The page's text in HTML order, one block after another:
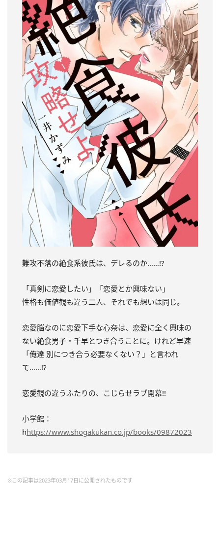
難攻不落の絶食系彼氏は、デレるのか……!?
「真剣に恋愛したい」「恋愛とか興味ない」
性格も価値観も違う二人、それでも想いは同じ。
恋愛脳なのに恋愛下手な心奈は、恋愛に全く興味の
ない絶食男子・千早とつき合うことに。けれど早速
「俺達 別につき合う必要なくない？」と言われ
て……!?
恋愛観の違うふたりの、こじらせラブ開幕!!
小学館：
hhttps://www.shogakukan.co.jp/books/09872023
※この記事は2023年03月17日に公開されたものです